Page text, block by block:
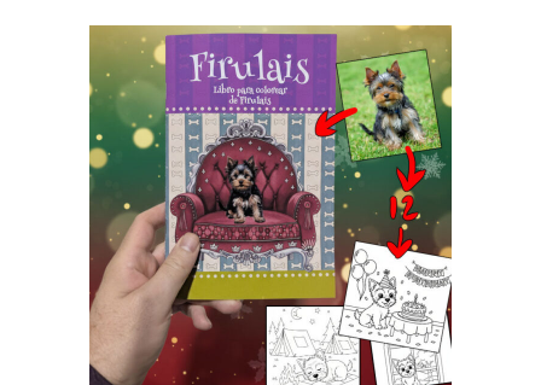
$4
$6
múltiples
variantes.
Las
opciones
se
pueden
elegir
página
de
producto